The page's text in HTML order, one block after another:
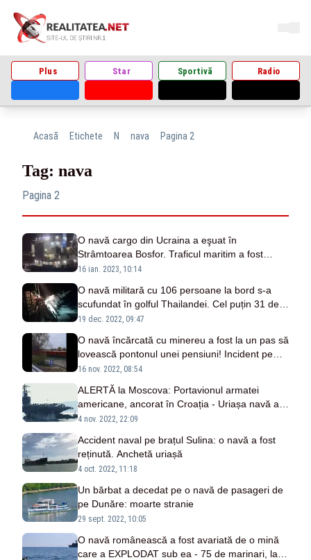
Plus Star Sportivă Radio
Acasă Etichete N nava Pagina 2
Tag: nava
Pagina 2
O navă cargo din Ucraina a eşuat în
Strâmtoarea Bosfor. Traficul maritim a fost
întrerupt - VIDEO
16 ian. 2023, 10:14
O navă militară cu 106 persoane la bord s-a
scufundat în golful Thailandei. Cel puțin 31 de
oameni sunt dați dispăruți
19 dec. 2022, 09:47
O navă încărcată cu minereu a fost la un pas să
lovească pontonul unei pensiuni! Incident pe
Dunăre - VIDEO
16 nov. 2022, 08:54
ALERTĂ la Moscova: Portavionul armatei
americane, ancorat în Croația - Uriașa navă are
propulsie nucleară
4 nov. 2022, 22:09
Accident naval pe brațul Sulina: o navă a fost
reținută. Anchetă uriașă
4 oct. 2022, 11:18
Un bărbat a decedat pe o navă de pasageri de
pe Dunăre: moarte stranie
29 sept. 2022, 10:05
O navă românească a fost avariată de o mină
care a EXPLODAT sub ea - 75 de marinari, la